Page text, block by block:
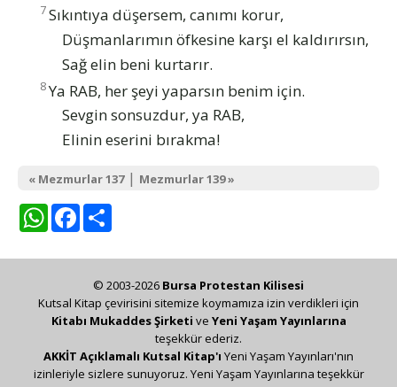
7Sıkıntıya düşersem, canımı korur,
Düşmanlarımın öfkesine karşı el kaldırırsın,
Sağ elin beni kurtarır.
8Ya RAB, her şeyi yaparsın benim için.
Sevgin sonsuzdur, ya RAB,
Elinin eserini bırakma!
« Mezmurlar 137| Mezmurlar 139 »
WhatsAppFacebook
© 2003-2026 Bursa Protestan Kilisesi
Kutsal Kitap çevirisini sitemize koymamıza izin verdikleri için
Kitabı Mukaddes Şirketi ve Yeni Yaşam Yayınlarına
teşekkür ederiz.
AKKİT Açıklamalı Kutsal Kitap'ı Yeni Yaşam Yayınları'nın
izinleriyle sizlere sunuyoruz. Yeni Yaşam Yayınlarına teşekkür